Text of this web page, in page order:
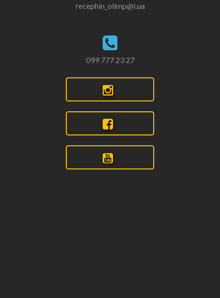
recephin_olimp@i.ua
099 777 23 27